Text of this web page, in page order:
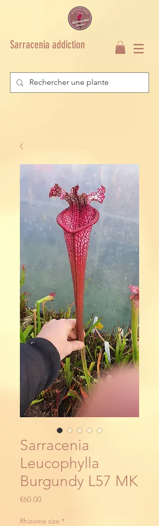
Sarracenia addiction
Sarracenia
Leucophylla
Burgundy L57 MK
€60.00Price
Rhizome size *